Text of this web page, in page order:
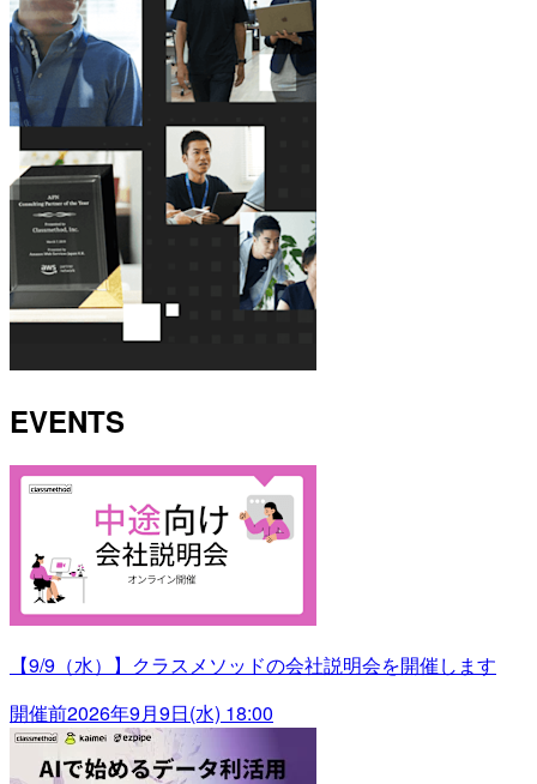
EVENTS
【9/9（水）】クラスメソッドの会社説明会を開催します
開催前2026年9月9日(水) 18:00